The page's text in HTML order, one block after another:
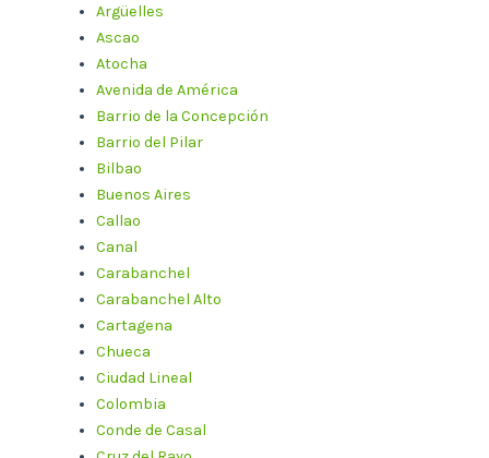
Argüelles
Ascao
Atocha
Avenida de América
Barrio de la Concepción
Barrio del Pilar
Bilbao
Buenos Aires
Callao
Canal
Carabanchel
Carabanchel Alto
Cartagena
Chueca
Ciudad Lineal
Colombia
Conde de Casal